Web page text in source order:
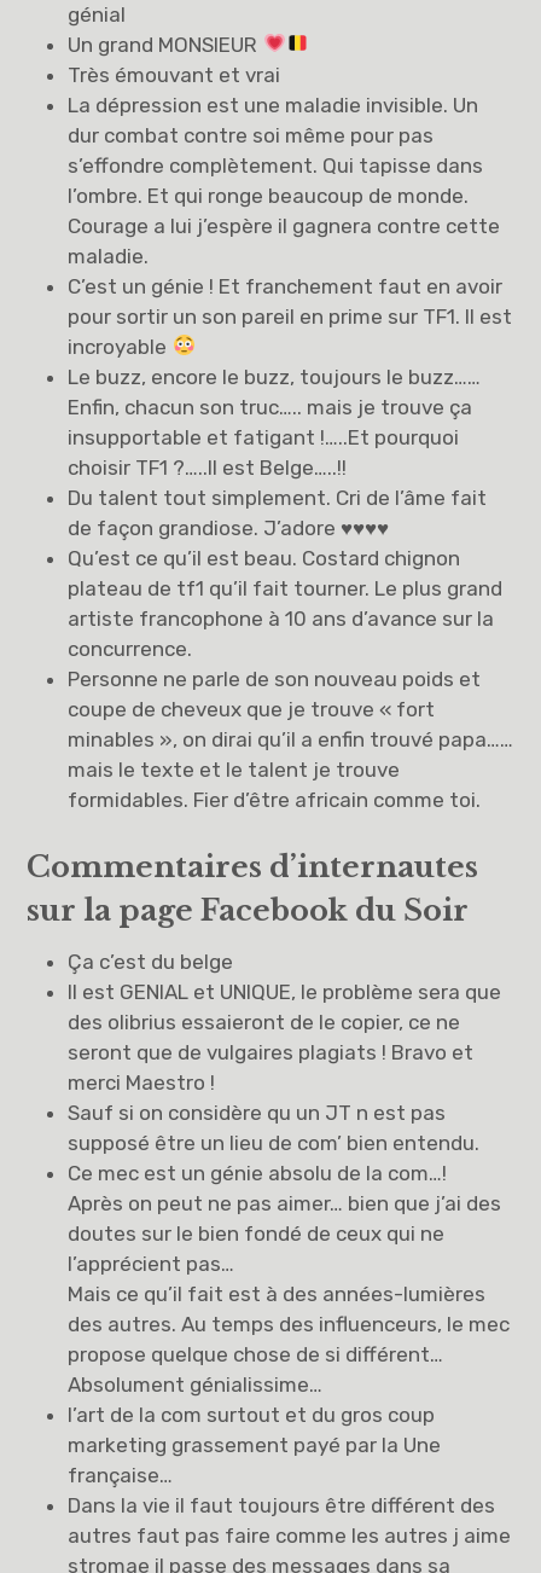
génial
Un grand MONSIEUR
Très émouvant et vrai
La dépression est une maladie invisible. Un
dur combat contre soi même pour pas
s’effondre complètement. Qui tapisse dans
l’ombre. Et qui ronge beaucoup de monde.
Courage a lui j’espère il gagnera contre cette
maladie.
C’est un génie ! Et franchement faut en avoir
pour sortir un son pareil en prime sur TF1. Il est
incroyable
Le buzz, encore le buzz, toujours le buzz……
Enfin, chacun son truc….. mais je trouve ça
insupportable et fatigant !…..Et pourquoi
choisir TF1 ?…..Il est Belge…..!!
Du talent tout simplement. Cri de l’âme fait
de façon grandiose. J’adore ♥️♥️♥️♥️
Qu’est ce qu’il est beau. Costard chignon
plateau de tf1 qu’il fait tourner. Le plus grand
artiste francophone à 10 ans d’avance sur la
concurrence.
Personne ne parle de son nouveau poids et
coupe de cheveux que je trouve « fort
minables », on dirai qu’il a enfin trouvé papa……
mais le texte et le talent je trouve
formidables. Fier d’être africain comme toi.
Commentaires d’internautes
sur la page Facebook du Soir
Ça c’est du belge
Il est GENIAL et UNIQUE, le problème sera que
des olibrius essaieront de le copier, ce ne
seront que de vulgaires plagiats ! Bravo et
merci Maestro !
Sauf si on considère qu un JT n est pas
supposé être un lieu de com’ bien entendu.
Ce mec est un génie absolu de la com…!
Après on peut ne pas aimer… bien que j’ai des
doutes sur le bien fondé de ceux qui ne
l’apprécient pas…
Mais ce qu’il fait est à des années-lumières
des autres. Au temps des influenceurs, le mec
propose quelque chose de si différent…
Absolument génialissime…
l’art de la com surtout et du gros coup
marketing grassement payé par la Une
française…
Dans la vie il faut toujours être différent des
autres faut pas faire comme les autres j aime
stromae il passe des messages dans sa